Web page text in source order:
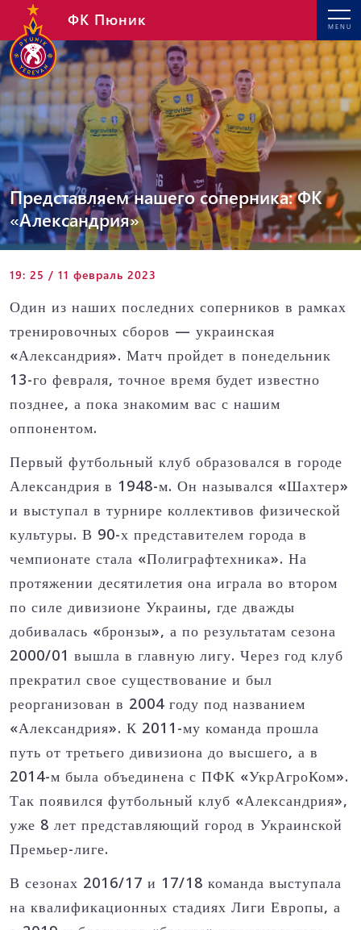
MENU
ФК Пюник
Представляем нашего соперника: ФК
«Александрия»
19: 25 / 11 февраль 2023
Один из наших последних соперников в рамках
тренировочных сборов — украинская
«Александрия». Матч пройдет в понедельник
13-го февраля, точное время будет известно
позднее, а пока знакомим вас с нашим
оппонентом.
Первый футбольный клуб образовался в городе
Александрия в 1948-м. Он назывался «Шахтер»
и выступал в турнире коллективов физической
культуры. В 90-х представителем города в
чемпионате стала «Полиграфтехника». На
протяжении десятилетия она играла во втором
по силе дивизионе Украины, где дважды
добивалась «бронзы», а по результатам сезона
2000/01 вышла в главную лигу. Через год клуб
прекратил свое существование и был
реорганизован в 2004 году под названием
«Александрия». К 2011-му команда прошла
путь от третьего дивизиона до высшего, а в
2014-м была объединена с ПФК «УкрАгроКом».
Так появился футбольный клуб «Александрия»,
уже 8 лет представляющий город в Украинской
Премьер-лиге.
В сезонах 2016/17 и 17/18 команда выступала
на квалификационных стадиях Лиги Европы, а